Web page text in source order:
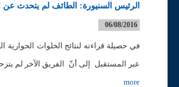
الرئيس السنيورة: الطائف لم يتحدث عن
06/08/2016
في حصيلة قراءته لنتائج الخلوات الحوارية
عبر المستقبل إلى أنّ الفريق الآخر لم
more